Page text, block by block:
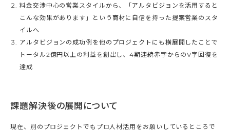
料金交渉中心の営業スタイルから、「アルタビジョンを活用すると
こんな効果があります」という商材に自信を持った提案営業のスタ
イルへ
アルタビジョンの成功例を他のプロジェクトにも横展開したことで
トータル2億円以上の利益を創出し、4期連続赤字からのV字回復を
達成
課題解決後の展開について
現在、別のプロジェクトでもプロ人材活用をお願いしているところで